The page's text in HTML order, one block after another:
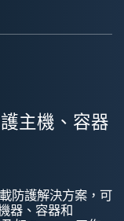
主機、容器
防護解決方案，可
器、容器和